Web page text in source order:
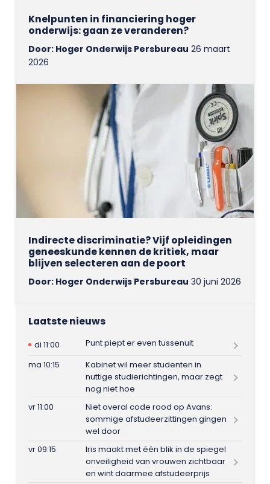
Knelpunten in financiering hoger
onderwijs: gaan ze veranderen?
Door: Hoger Onderwijs Persbureau 26 maart
2026
Indirecte discriminatie? Vijf opleidingen
geneeskunde kennen de kritiek, maar
blijven selecteren aan de poort
Door: Hoger Onderwijs Persbureau 30 juni 2026
Laatste nieuws
di 11:00
Punt piept er even tussenuit
ma 10:15
Kabinet wil meer studenten in
nuttige studierichtingen, maar zegt
nog niet hoe
vr 11:00
Niet overal code rood op Avans:
sommige afstudeerzittingen gingen
wel door
vr 09:15
Iris maakt met één blik in de spiegel
onveiligheid van vrouwen zichtbaar
en wint daarmee afstudeerprijs